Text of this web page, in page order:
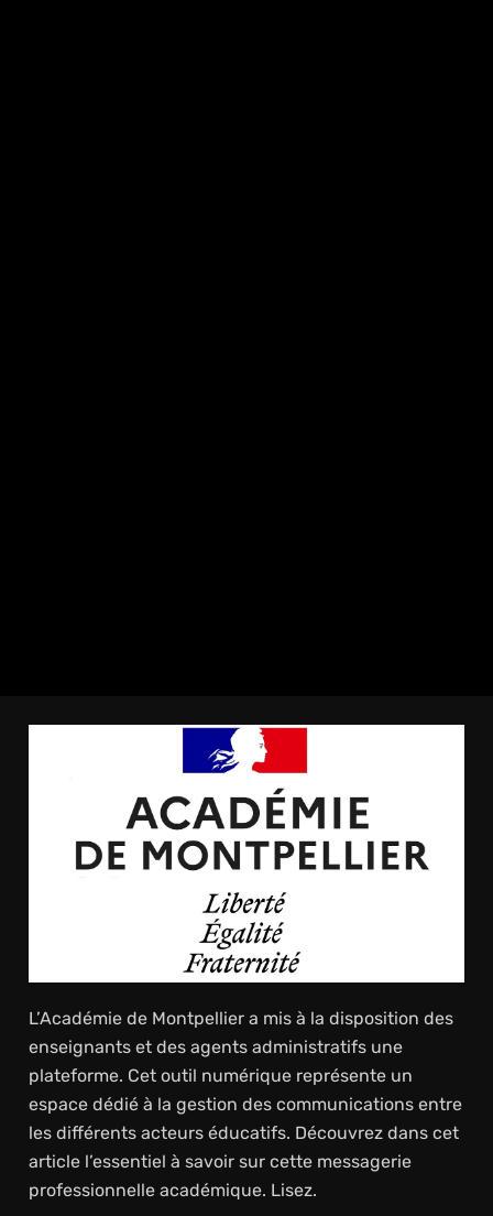
L’Académie de Montpellier a mis à la disposition des
enseignants et des agents administratifs une
plateforme. Cet outil numérique représente un
espace dédié à la gestion des communications entre
les différents acteurs éducatifs. Découvrez dans cet
article l’essentiel à savoir sur cette messagerie
professionnelle académique. Lisez.